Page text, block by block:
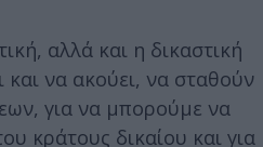
αλλά και η δικαστική
και να ακούει, να σταθούν
για να μπορούμε να
κράτους δικαίου και για